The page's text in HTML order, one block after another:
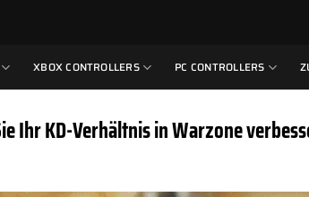
XBOX CONTROLLERS PC CONTROLLERS
Ihr KD-Verhältnis in Warzone